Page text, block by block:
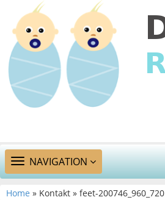
TOGGLE
NAVIGATION
NAVIGATION
Home » Kontakt » feet-200746_960_720